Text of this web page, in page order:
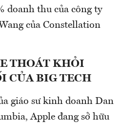
doanh thu của công ty
của Constellation
THOÁT KHỎI
CỦA BIG TECH
giáo sư kinh doanh Dan
Apple đang sở hữu